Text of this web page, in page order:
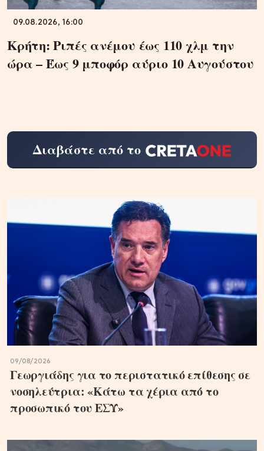
09.08.2026, 16:00
Κρήτη: Ριπές ανέμου έως 110 χλμ την
ώρα – Έως 9 μποφόρ αύριο 10 Αυγούστου
Διαβάστε από το
09/08/2026
Γεωργιάδης για το περιστατικό επίθεσης σε
νοσηλεύτρια: «Κάτω τα χέρια από το
προσωπικό του ΕΣΥ»